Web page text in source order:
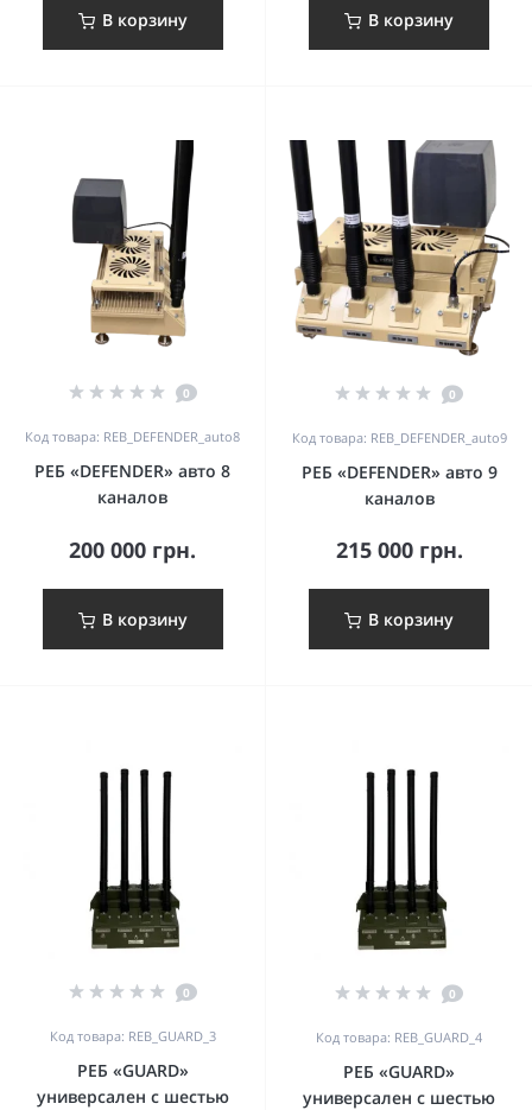
В корзину В корзину
0
Код товара: REB_DEFENDER_auto8
РЕБ «DEFENDER» авто 8
каналов
200 000 грн.
В корзину
0
Код товара: REB_DEFENDER_auto9
РЕБ «DEFENDER» авто 9
каналов
215 000 грн.
В корзину
0
Код товара: REB_GUARD_3
РЕБ «GUARD»
универсален с шестью
0
Код товара: REB_GUARD_4
РЕБ «GUARD»
универсален с шестью